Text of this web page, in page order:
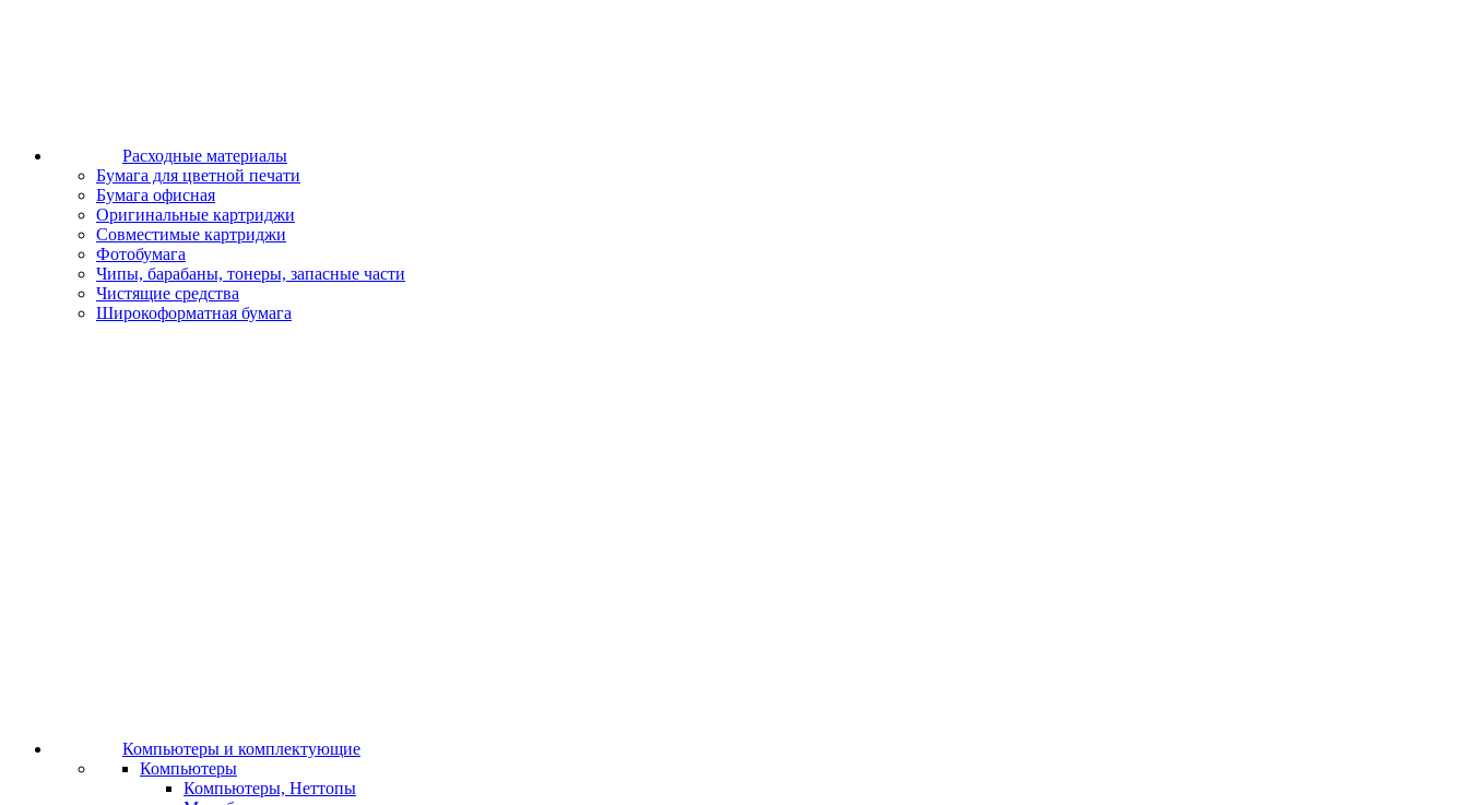
Расходные материалы
Бумага для цветной печати
Бумага офисная
Оригинальные картриджи
Совместимые картриджи
Фотобумага
Чипы, барабаны, тонеры, запасные части
Чистящие средства
Широкоформатная бумага
Компьютеры и комплектующие
Компьютеры
Компьютеры, Неттопы